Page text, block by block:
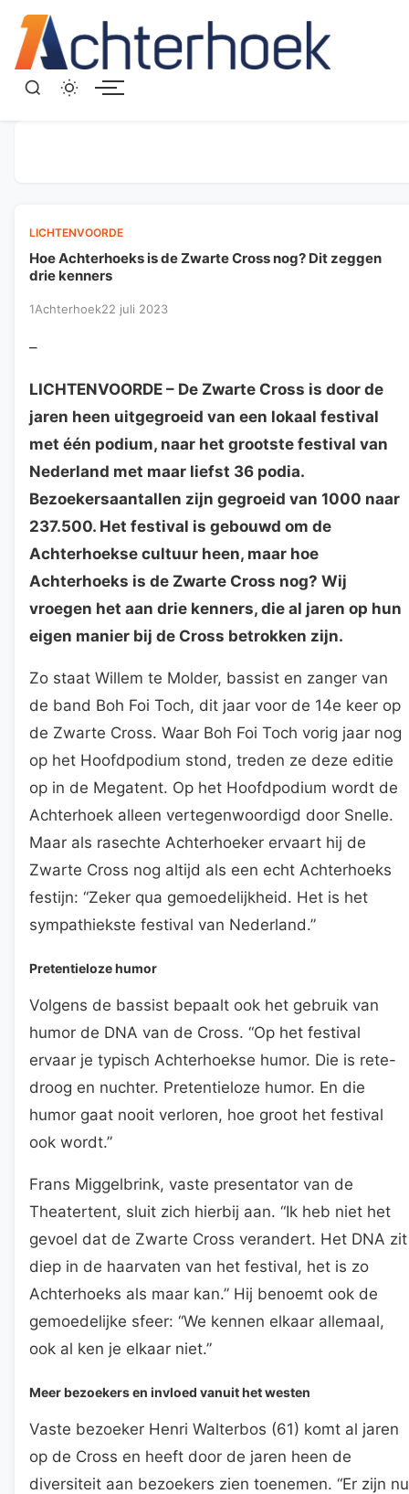
LICHTENVOORDE
Hoe Achterhoeks is de Zwarte Cross nog? Dit zeggen
drie kenners
1Achterhoek22 juli 2023
–
LICHTENVOORDE – De Zwarte Cross is door de
jaren heen uitgegroeid van een lokaal festival
met één podium, naar het grootste festival van
Nederland met maar liefst 36 podia.
Bezoekersaantallen zijn gegroeid van 1000 naar
237.500. Het festival is gebouwd om de
Achterhoekse cultuur heen, maar hoe
Achterhoeks is de Zwarte Cross nog? Wij
vroegen het aan drie kenners, die al jaren op hun
eigen manier bij de Cross betrokken zijn.
Zo staat Willem te Molder, bassist en zanger van
de band Boh Foi Toch, dit jaar voor de 14e keer op
de Zwarte Cross. Waar Boh Foi Toch vorig jaar nog
op het Hoofdpodium stond, treden ze deze editie
op in de Megatent. Op het Hoofdpodium wordt de
Achterhoek alleen vertegenwoordigd door Snelle.
Maar als rasechte Achterhoeker ervaart hij de
Zwarte Cross nog altijd als een echt Achterhoeks
festijn: “Zeker qua gemoedelijkheid. Het is het
sympathiekste festival van Nederland.”
Pretentieloze humor
Volgens de bassist bepaalt ook het gebruik van
humor de DNA van de Cross. “Op het festival
ervaar je typisch Achterhoekse humor. Die is rete-
droog en nuchter. Pretentieloze humor. En die
humor gaat nooit verloren, hoe groot het festival
ook wordt.”
Frans Miggelbrink, vaste presentator van de
Theatertent, sluit zich hierbij aan. “Ik heb niet het
gevoel dat de Zwarte Cross verandert. Het DNA zit
diep in de haarvaten van het festival, het is zo
Achterhoeks als maar kan.” Hij benoemt ook de
gemoedelijke sfeer: “We kennen elkaar allemaal,
ook al ken je elkaar niet.”
Meer bezoekers en invloed vanuit het westen
Vaste bezoeker Henri Walterbos (61) komt al jaren
op de Cross en heeft door de jaren heen de
diversiteit aan bezoekers zien toenemen. “Er zijn nu